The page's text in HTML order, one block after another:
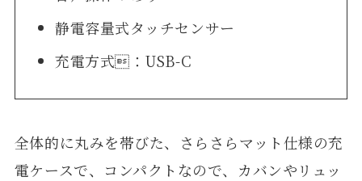
静電容量式タッチセンサー
充電方式：USB-C
全体的に丸みを帯びた、さらさらマット仕様の充
電ケースで、コンパクトなので、カバンやリュッ